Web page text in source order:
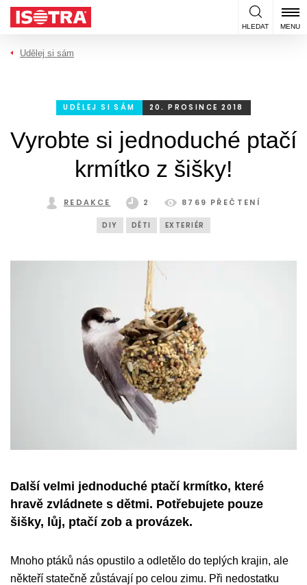
Přeskočit na obsah
HLEDAT MENU
Udělej si sám
UDĚLEJ SI SÁM 20. PROSINCE 2018
Vyrobte si jednoduché ptačí
krmítko z šišky!
REDAKCE 2 8769 PŘEČTENÍ
DIY DĚTI EXTERIÉR
Další velmi jednoduché ptačí krmítko, které
hravě zvládnete s dětmi. Potřebujete pouze
šišky, lůj, ptačí zob a provázek.
Mnoho ptáků nás opustilo a odletělo do teplých krajin, ale
někteří statečně zůstávají po celou zimu. Při nedostatku